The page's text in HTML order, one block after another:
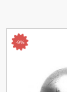
-9%